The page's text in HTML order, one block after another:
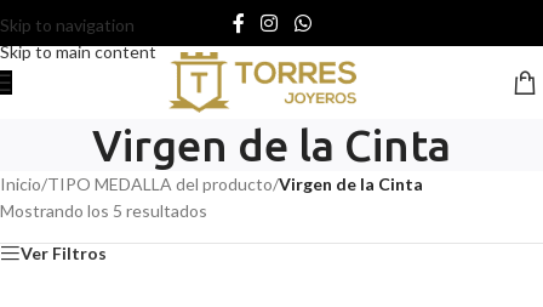
Skip to navigation
Skip to main content
Virgen de la Cinta
Inicio/TIPO MEDALLA del producto/Virgen de la Cinta
Mostrando los 5 resultados
Ver Filtros